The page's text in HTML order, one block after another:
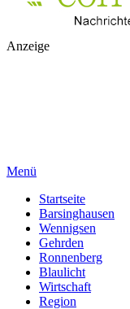
Anzeige
Menü
Startseite
Barsinghausen
Wennigsen
Gehrden
Ronnenberg
Blaulicht
Wirtschaft
Region